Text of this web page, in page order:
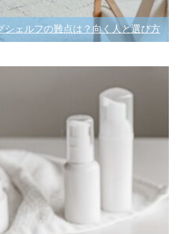
シェルフの難点は？向く人と選び方